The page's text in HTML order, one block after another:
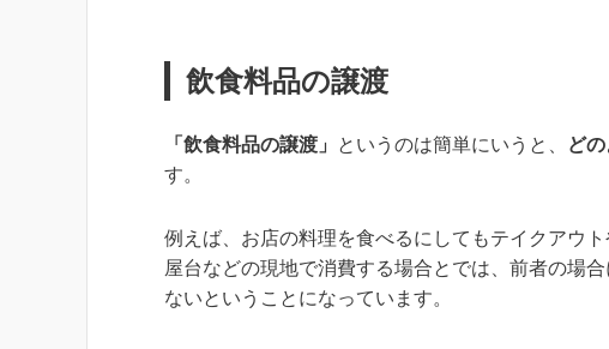
飲食料品の譲渡
「飲食料品の譲渡」 というのは簡単にいうと、 ど
す。
例えば、お店の料理を食べるにしてもテイクアウ
屋台などの現地で消費する場合とでは、前者の場
ないということになっています。